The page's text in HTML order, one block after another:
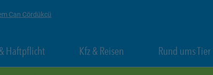
Can Cördükcü
Tab
HaftpflichtLink Opens in New Tab
Kfz & Reisen Link Opens in New Tab
Rund ums Tier